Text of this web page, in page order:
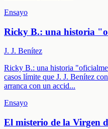
Ensayo
Ricky B.: una historia
J. J. Benítez
Ricky B.: una historia
casos límite que J. J. Benítez
arranca con un accid...
Ensayo
El misterio de la Virgen